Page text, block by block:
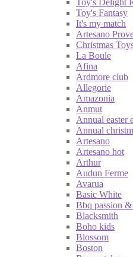
Toy's Fantasy
It's my match
Artesano
Christmas
La Boule
Afina
Ardmore club
Allegorie
Amazonia
Anmut
Annual easter
Annual
Artesano
Artesano hot
Arthur
Audun Ferme
Avarua
Basic White
Bbq passion
Blacksmith
Boho kids
Blossom
Boston